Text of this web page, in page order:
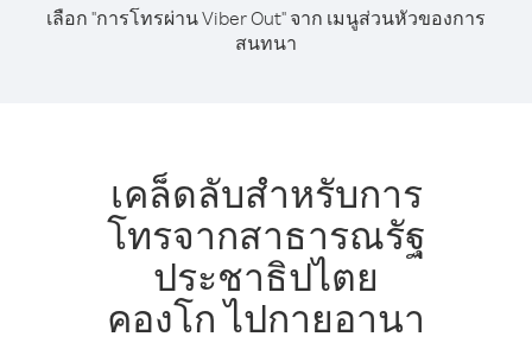
เลือก "การโทรผ่าน Viber Out" จาก เมนูส่วนหัวของการ
สนทนา
เคล็ดลับสำหรับการ
โทรจากสาธารณรัฐ
ประชาธิปไตย
คองโก ไปกายอานา